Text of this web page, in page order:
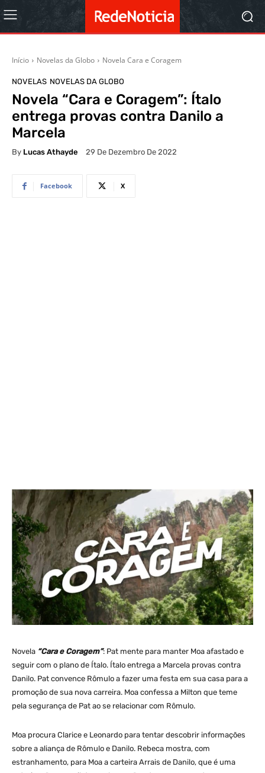
Início Novelas da Globo Novela Cara e Coragem
NOVELAS NOVELAS DA GLOBO
Novela “Cara e Coragem”: Ítalo
entrega provas contra Danilo a
Marcela
By Lucas Athayde 29 De Dezembro De 2022
Facebook X
Novela “Cara e Coragem”: Pat mente para manter Moa afastado e
seguir com o plano de Ítalo. Ítalo entrega a Marcela provas contra
Danilo. Pat convence Rômulo a fazer uma festa em sua casa para a
promoção de sua nova carreira. Moa confessa a Milton que teme
pela segurança de Pat ao se relacionar com Rômulo.
Moa procura Clarice e Leonardo para tentar descobrir informações
sobre a aliança de Rômulo e Danilo. Rebeca mostra, com
estranhamento, para Moa a carteira Arrais de Danilo, que é uma